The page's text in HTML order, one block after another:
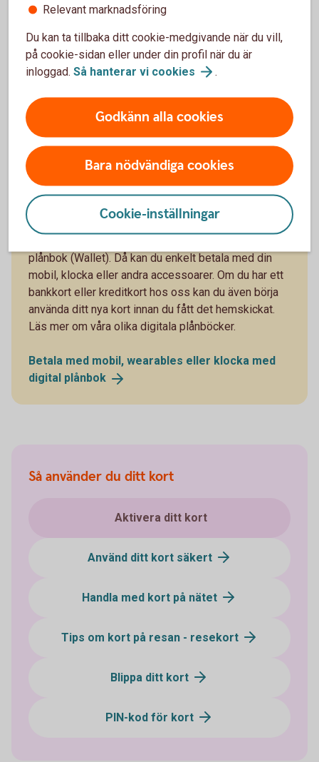
Skaffa digital
plånbok
Vill du slippa ha med dig dina kort?
Om du vill slippa ha med dig dina kort när du ska ut
plånbok (Wallet). Då kan du enkelt betala med din
mobil, klocka eller andra accessoarer. Om du har ett
bankkort eller kreditkort hos oss kan du även börja
använda ditt nya kort innan du fått det hemskickat.
Läs mer om våra olika digitala plånböcker.
Betala med mobil, wearables eller klocka med
digital plånbok
Så använder du ditt kort
Aktivera ditt kort
Använd ditt kort säkert
Handla med kort på nätet
Tips om kort på resan - resekort
Blippa ditt kort
PIN-kod för kort
Relevant marknadsföring
Du kan ta tillbaka ditt cookie-medgivande när du vill,
på cookie-sidan eller under din profil när du är
inloggad. Så hanterar vi cookies .
Godkänn alla cookies
Bara nödvändiga cookies
Cookie-inställningar